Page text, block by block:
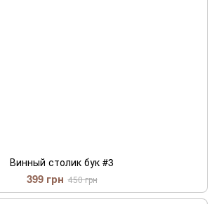
Винный столик бук #3
399 грн 450 грн